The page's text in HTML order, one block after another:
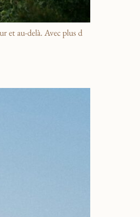
et au-delà. Avec plus d